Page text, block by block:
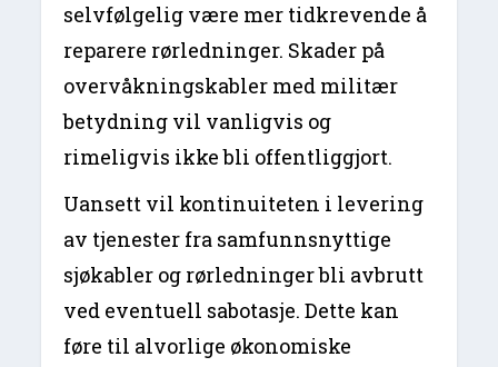
selvfølgelig være mer tidkrevende å
reparere rørledninger. Skader på
overvåkningskabler med militær
betydning vil vanligvis og
rimeligvis ikke bli offentliggjort.
Uansett vil kontinuiteten i levering
av tjenester fra samfunnsnyttige
sjøkabler og rørledninger bli avbrutt
ved eventuell sabotasje. Dette kan
føre til alvorlige økonomiske